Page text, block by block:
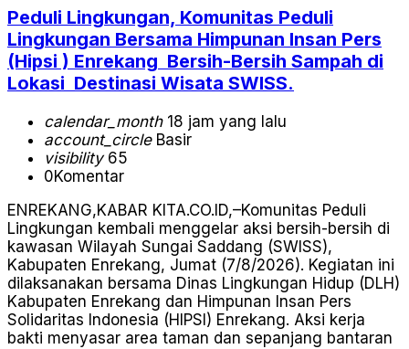
Peduli Lingkungan, Komunitas Peduli
Lingkungan Bersama Himpunan Insan Pers
(Hipsi ) Enrekang Bersih-Bersih Sampah di
Lokasi Destinasi Wisata SWISS.
calendar_month18 jam yang lalu
account_circleBasir
visibility65
0Komentar
ENREKANG,KABAR KITA.CO.ID,–Komunitas Peduli
Lingkungan kembali menggelar aksi bersih-bersih di
kawasan Wilayah Sungai Saddang (SWISS),
Kabupaten Enrekang, Jumat (7/8/2026). Kegiatan ini
dilaksanakan bersama Dinas Lingkungan Hidup (DLH)
Kabupaten Enrekang dan Himpunan Insan Pers
Solidaritas Indonesia (HIPSI) Enrekang. Aksi kerja
bakti menyasar area taman dan sepanjang bantaran